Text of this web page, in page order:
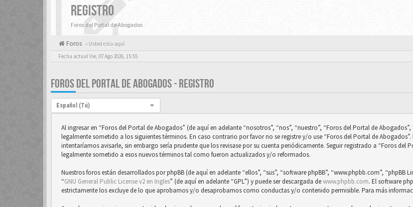
REGISTRO
Foros del Portal de Abogados
Foros « Usted esta aquí
Fecha actual Vie, 07 Ago 2026, 15:55
FOROS DEL PORTAL DE ABOGADOS - REGISTRO
Idioma:
Español (Tú)
Al ingresar en “Foros del Portal de Abogados” (de aquí en adelante “nosotros”, “nos”, “nuestro”, “Foros del Portal de
legalmente sometido a los siguientes términos. En caso contrario por favor no se registre y/o use “Foros del Portal de
intentaríamos avisarle, sin embargo sería prudente que los revisase por su cuenta periódicamente. Seguir registrado a “Foros del
legalmente sometido a esos nuevos términos tal como fueron actualizados y/o reformados.
Nuestros foros están desarrollados por phpBB (de aquí en adelante “ellos”, “sus”, “software phpBB”, “www.phpbb.com”,
“GNU General Public License v2 en Ingles” (de aquí en adelante “GPL”) y puede ser descargada dewww.phpbb.com. El software
estrictamente los excluye de lo que aprobamos y/o desaprobamos como conductas y/o contenido permisible. Para más